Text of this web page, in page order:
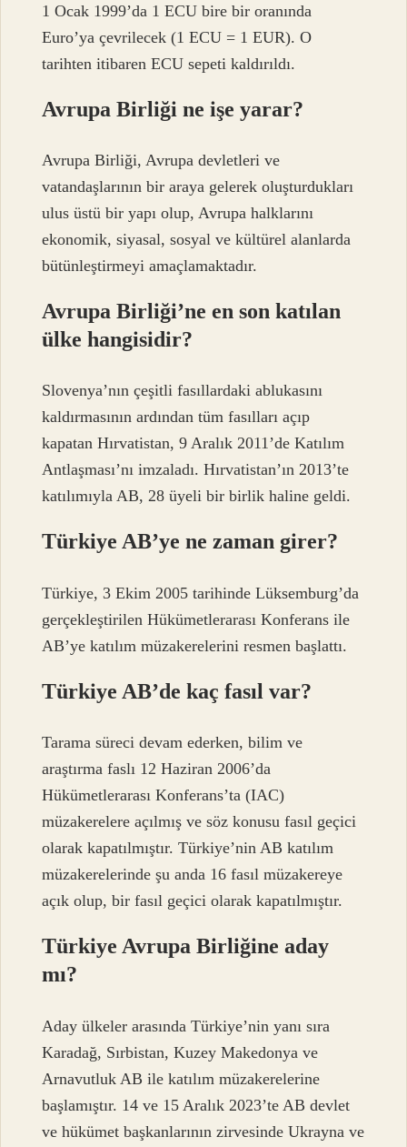
1 Ocak 1999’da 1 ECU bire bir oranında
Euro’ya çevrilecek (1 ECU = 1 EUR). O
tarihten itibaren ECU sepeti kaldırıldı.
Avrupa Birliği ne işe yarar?
Avrupa Birliği, Avrupa devletleri ve
vatandaşlarının bir araya gelerek oluşturdukları
ulus üstü bir yapı olup, Avrupa halklarını
ekonomik, siyasal, sosyal ve kültürel alanlarda
bütünleştirmeyi amaçlamaktadır.
Avrupa Birliği’ne en son katılan
ülke hangisidir?
Slovenya’nın çeşitli fasıllardaki ablukasını
kaldırmasının ardından tüm fasılları açıp
kapatan Hırvatistan, 9 Aralık 2011’de Katılım
Antlaşması’nı imzaladı. Hırvatistan’ın 2013’te
katılımıyla AB, 28 üyeli bir birlik haline geldi.
Türkiye AB’ye ne zaman girer?
Türkiye, 3 Ekim 2005 tarihinde Lüksemburg’da
gerçekleştirilen Hükümetlerarası Konferans ile
AB’ye katılım müzakerelerini resmen başlattı.
Türkiye AB’de kaç fasıl var?
Tarama süreci devam ederken, bilim ve
araştırma faslı 12 Haziran 2006’da
Hükümetlerarası Konferans’ta (IAC)
müzakerelere açılmış ve söz konusu fasıl geçici
olarak kapatılmıştır. Türkiye’nin AB katılım
müzakerelerinde şu anda 16 fasıl müzakereye
açık olup, bir fasıl geçici olarak kapatılmıştır.
Türkiye Avrupa Birliğine aday
mı?
Aday ülkeler arasında Türkiye’nin yanı sıra
Karadağ, Sırbistan, Kuzey Makedonya ve
Arnavutluk AB ile katılım müzakerelerine
başlamıştır. 14 ve 15 Aralık 2023’te AB devlet
ve hükümet başkanlarının zirvesinde Ukrayna ve